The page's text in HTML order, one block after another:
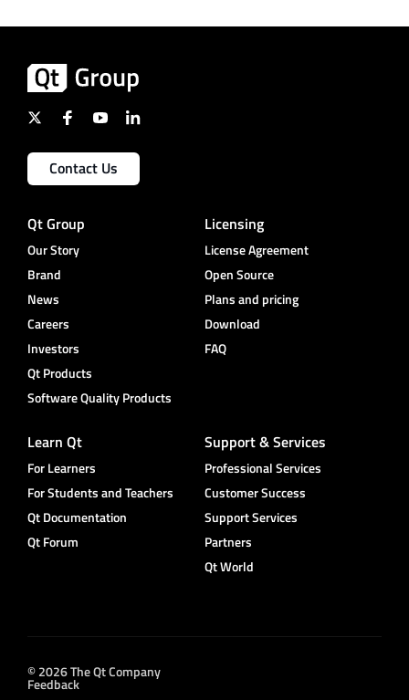
Contact Us
Qt Group
Our Story
Brand
News
Careers
Investors
Qt Products
Software Quality Products
Licensing
License Agreement
Open Source
Plans and pricing
Download
FAQ
Learn Qt
For Learners
For Students and Teachers
Qt Documentation
Qt Forum
Support & Services
Professional Services
Customer Success
Support Services
Partners
Qt World
© 2026 The Qt Company
Feedback